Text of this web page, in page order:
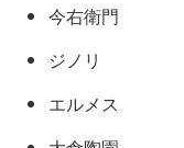
今右衛門
ジノリ
エルメス